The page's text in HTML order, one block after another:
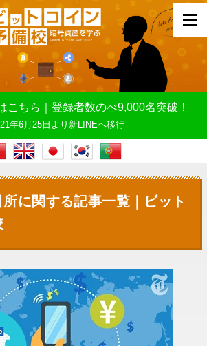
こちら｜登録者数のべ9,000名突破！
年6月25日より新LINEへ移行
に関する記事一覧｜ビット